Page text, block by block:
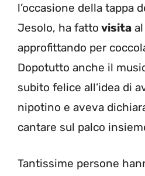
l’occasione della tappa
Jesolo, ha fatto visita
approfittando per
Dopotutto anche il
subito felice all’idea di
nipotino e aveva
cantare sul palco
Tantissime persone